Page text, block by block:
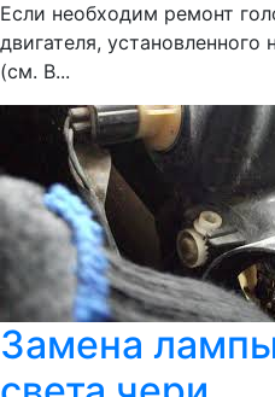
Если необходим ремонт
двигателя,
(см. В...
Замена